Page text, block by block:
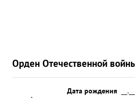
Орден Отечественной
Дата рождения